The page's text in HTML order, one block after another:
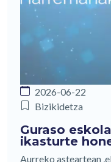
2026-06-22
Bizikidetza
Guraso
ikasturte
Aurreko asteartean